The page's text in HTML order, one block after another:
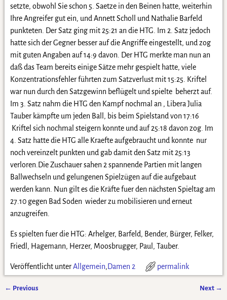
setzte, obwohl Sie schon 5. Saetze in den Beinen hatte, weiterhin
Ihre Angreifer gut ein, und Annett Scholl und Nathalie Barfeld
punkteten. Der Satz ging mit 25:21 an die HTG. Im 2. Satz jedoch
hatte sich der Gegner besser auf die Angriffe eingestellt, und zog
mit guten Angaben auf 14:9 davon. Der HTG merkte man nun an
daß das Team bereits einige Sätze mehr gespielt hatte, viele
Konzentrationsfehler führten zum Satzverlust mit 15:25. Kriftel
war nun durch den Satzgewinn beflügelt und spielte beherzt auf.
Im 3. Satz nahm die HTG den Kampf nochmal an , Libera Julia
Tauber kämpfte um jeden Ball, bis beim Spielstand von 17:16
Kriftel sich nochmal steigern konnte und auf 25:18 davon zog. Im
4. Satz hatte die HTG alle Kraefte aufgebraucht und konnte nur
noch vereinzelt punkten und gab damit den Satz mit 25:13
verloren.Die Zuschauer sahen 2 spannende Partien mit langen
Ballwechseln und gelungenen Spielzügen auf die aufgebaut
werden kann. Nun gilt es die Kräfte fuer den nächsten Spieltag am
27.10 gegen Bad Soden wieder zu mobilisieren und erneut
anzugreifen.
Es spielten fuer die HTG: Arhelger, Barfeld, Bender, Bürger, Felker,
Friedl, Hagemann, Herzer, Moosbrugger, Paul, Tauber.
Veröffentlicht unter Allgemein,Damen 2 permalink
← Previous Next →